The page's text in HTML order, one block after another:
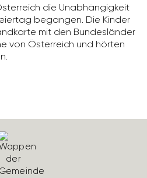
die Unab­hän­gig­keit
begangen. Die Kinder
mit den Bundes­länder
von Öster­reich und hörten